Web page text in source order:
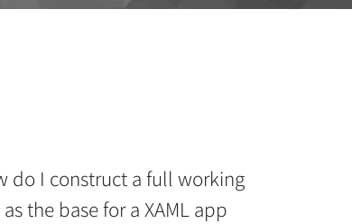
do I construct a full working
the base for a XAML app